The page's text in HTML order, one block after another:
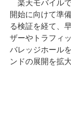
楽天モバイル
開始に向けて準
る検証を経て、
ザーやトラフィ
バレッジホール
ンドの展開を拡